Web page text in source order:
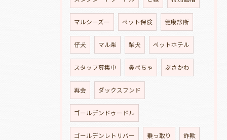
マルシーズー ペット保険 健康診断
仔犬 マル柴 柴犬 ペットホテル
スタッフ募集中 鼻ぺちゃ ぶさかわ
再会 ダックスフンド
ゴールデンドゥードル
ゴールデンレトリバー 乗っ取り 詐欺